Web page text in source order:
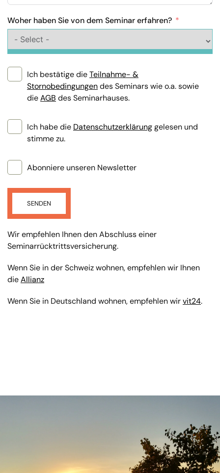
Woher haben Sie von dem Seminar erfahren?
Ich bestätige dieTeilnahme- &
Stornobedingungendes Seminars wie o.a. sowie
dieAGB des Seminarhauses.
Ich habe die Datenschutzerklärunggelesen und
stimme zu.
Abonniere unseren Newsletter
SENDEN
Wir empfehlen Ihnen den Abschluss einer
Seminarrücktrittsversicherung.
Wenn Sie in der Schweiz wohnen, empfehlen wir Ihnen
dieAllianz
Wenn Sie in Deutschland wohnen, empfehlen wirvit24.